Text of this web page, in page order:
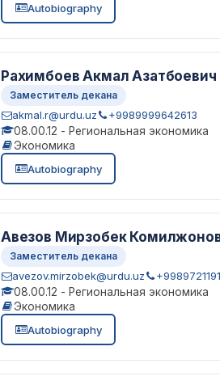
Autobiography
Рахимбоев Акмал Азатбоевич
Заместитель декана
akmal.r@urdu.uz
+9989999642613
08.00.12 - Региональная экономика
Экономика
Autobiography
Авезов Мирзобек
Заместитель декана
avezov.mirzobek@urdu.uz
08.00.12 - Региональная экономика
Экономика
Autobiography